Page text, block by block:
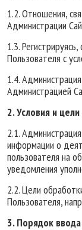
1.2. Отношения,
Администрации
1.3.
Пользователя с
1.4.
Администрацией
2. Условия и
2.1.
информации о
пользователя на
уведомления
2.2. Цели
Пользователя,
3. Порядок